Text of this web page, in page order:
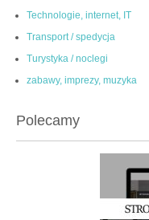
Technologie, internet, IT
Transport / spedycja
Turystyka / noclegi
zabawy, imprezy, muzyka
Polecamy